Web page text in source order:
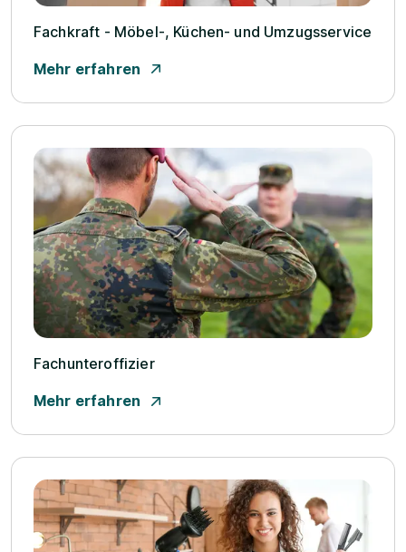
Fachkraft - Möbel-, Küchen- und Umzugsservice
Mehr erfahren
Fachunteroffizier
Mehr erfahren